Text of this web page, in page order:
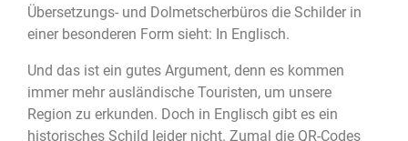
Übersetzungs- und Dolmetscherbüros die Schilder in
einer besonderen Form sieht: In Englisch.
Und das ist ein gutes Argument, denn es kommen
immer mehr ausländische Touristen, um unsere
Region zu erkunden. Doch in Englisch gibt es ein
historisches Schild leider nicht. Zumal die QR-Codes